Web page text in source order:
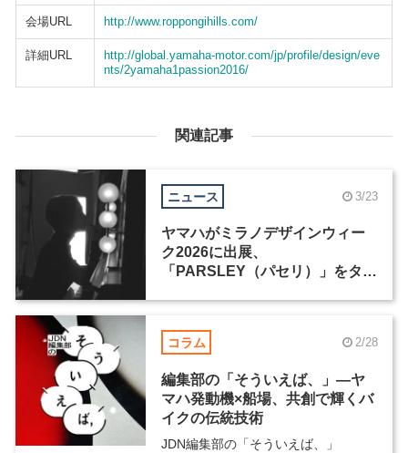
会場URL http://www.roppongihills.com/
詳細URL
http://global.yamaha-motor.com/jp/profile/design/eve
nts/2yamaha1passion2016/
関連記事
ニュース 3/23
ヤマハがミラノデザインウィー
ク2026に出展、
「PARSLEY（パセリ）」をタイ
コラム 2/28
編集部の「そういえば、」―ヤ
マハ発動機×船場、共創で輝くバ
イクの伝統技術
JDN編集部の「そういえば、」